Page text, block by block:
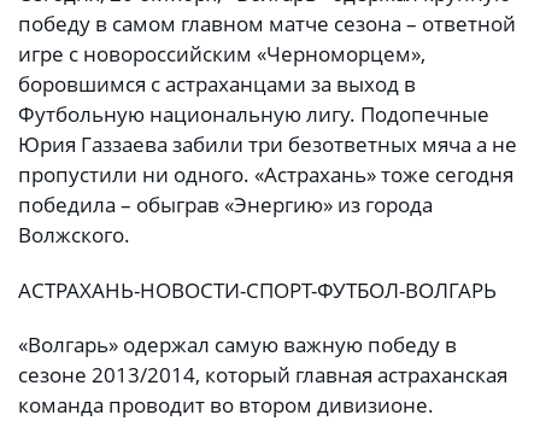
победу в самом главном матче сезона – ответной
игре с новороссийским «Черноморцем»,
боровшимся с астраханцами за выход в
Футбольную национальную лигу. Подопечные
Юрия Газзаева забили три безответных мяча а не
пропустили ни одного. «Астрахань» тоже сегодня
победила – обыграв «Энергию» из города
Волжского.
АСТРАХАНЬ-НОВОСТИ-СПОРТ-ФУТБОЛ-ВОЛГАРЬ
«Волгарь» одержал самую важную победу в
сезоне 2013/2014, который главная астраханская
команда проводит во втором дивизионе.